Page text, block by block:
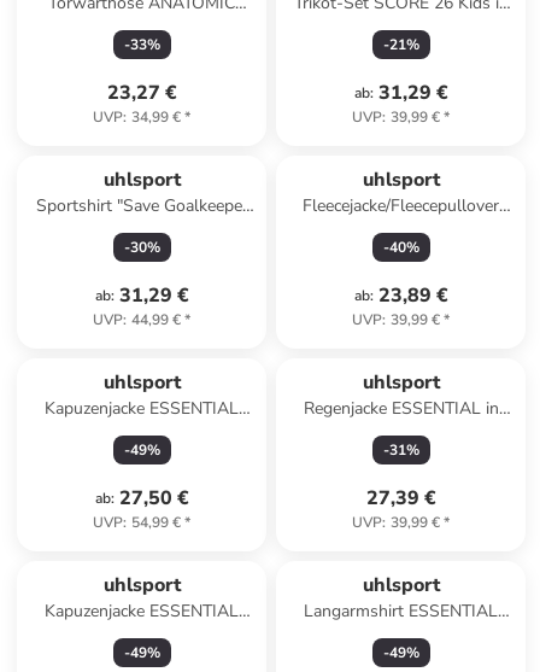
GOALKEEPER LONGSHORTS
Kids in schwarz
-33%
23,27 €
UVP: 34,99 €*
azurblau/weiß
-21%
ab: 31,29 €
UVP: 39,99 €*
uhlsport
Sportshirt "Save Goalkeeper
Shirt" in Gelb
-30%
ab: 31,29 €
UVP: 44,99 €*
uhlsport
Fleecejacke/Fleecepullover
"Essential Fleecejacke" in
Schwarz
-40%
ab: 23,89 €
UVP: 39,99 €*
uhlsport
Kapuzenjacke ESSENTIAL
HOOD in marine
-49%
ab: 27,50 €
UVP: 54,99 €*
uhlsport
Regenjacke ESSENTIAL in
schwarz/weiß
-31%
27,39 €
UVP: 39,99 €*
uhlsport
Kapuzenjacke ESSENTIAL
HOOD in schwarz
-49%
uhlsport
Langarmshirt ESSENTIAL
TRAINING TOP in
schwarz/weiß
-49%